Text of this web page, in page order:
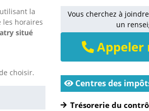
la
les horaires
situé
choisir.
Vous cherchez à
un
Appeler
Centres des
Trésorerie du